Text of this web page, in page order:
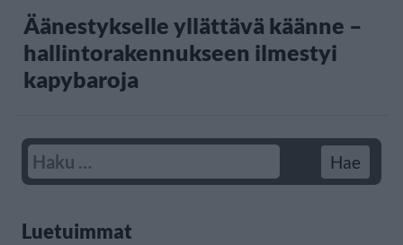
Äänestykselle yllättävä käänne –
hallintorakennukseen ilmestyi
kapybaroja
Luetuimmat